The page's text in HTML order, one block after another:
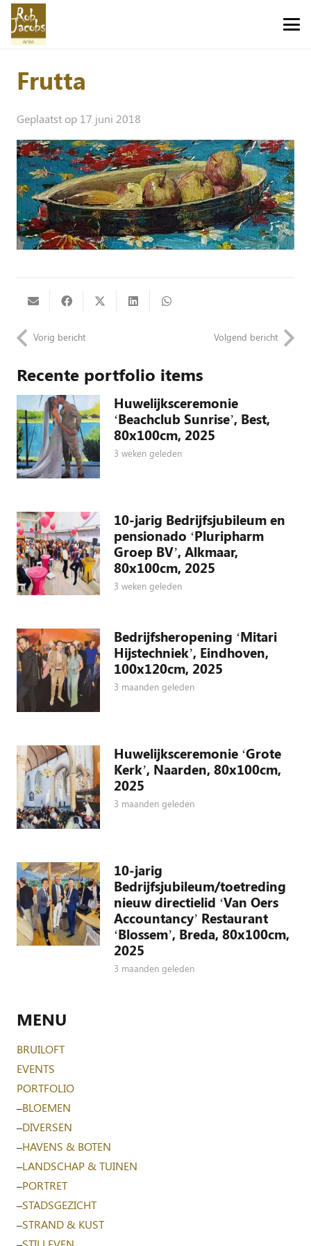
Frutta
Geplaatst op 17 juni 2018
Vorig bericht Volgend bericht
Recente portfolio items
Huwelijksceremonie
‘Beachclub Sunrise’, Best,
80x100cm, 2025
3 weken geleden
10-jarig Bedrijfsjubileum en
pensionado ‘Pluripharm
Groep BV’, Alkmaar,
80x100cm, 2025
3 weken geleden
Bedrijfsheropening ‘Mitari
Hijstechniek’, Eindhoven,
100x120cm, 2025
3 maanden geleden
Huwelijksceremonie ‘Grote
Kerk’, Naarden, 80x100cm,
2025
3 maanden geleden
10-jarig
Bedrijfsjubileum/toetreding
nieuw directielid ‘Van Oers
Accountancy’ Restaurant
‘Blossem’, Breda, 80x100cm,
2025
3 maanden geleden
MENU
BRUILOFT
EVENTS
PORTFOLIO
–BLOEMEN
–DIVERSEN
–HAVENS & BOTEN
–LANDSCHAP & TUINEN
–PORTRET
–STADSGEZICHT
–STRAND & KUST